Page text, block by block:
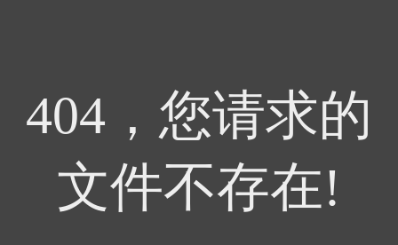
404，您请求的
文件不存在!